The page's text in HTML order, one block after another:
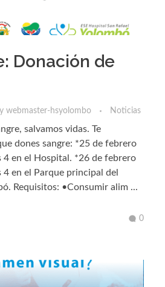
Donación de
webmaster-hsyolombo Noticias
salvamos vidas. Te
dones sangre: *25 de febrero
4 en el Hospital. *26 de febrero
4 en el Parque principal del
Requisitos: •Consumir alim ...
0